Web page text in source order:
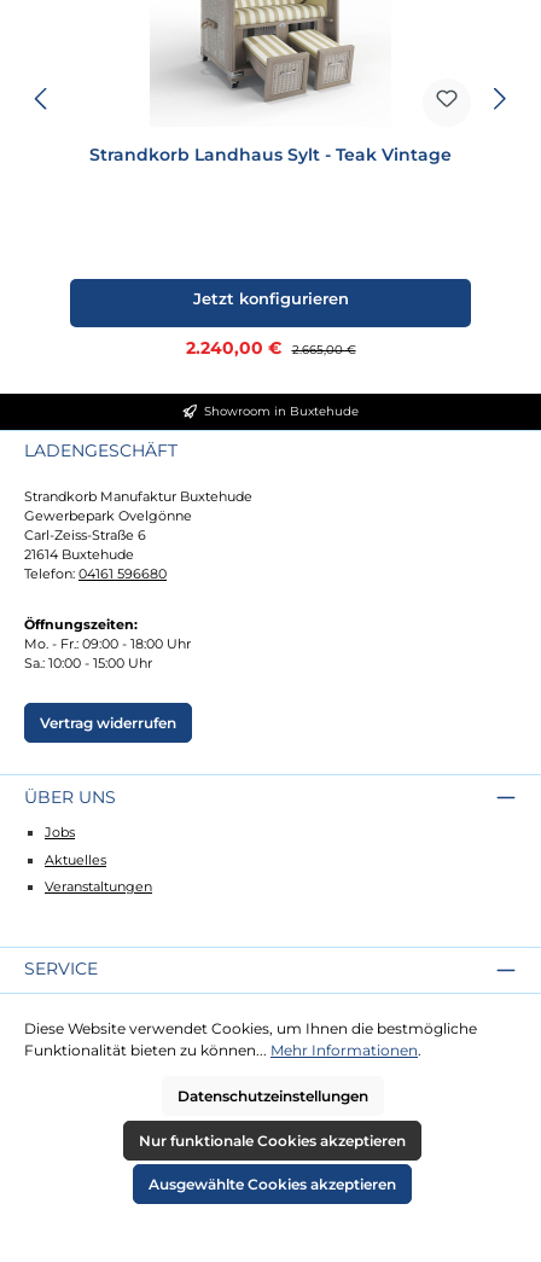
Strandkorb Landhaus Sylt - Teak Vintage
Verkaufspreis:
2.240,00 € Regulärer Preis:
2.665,00 €
Jetzt konfigurieren
Showroom in Buxtehude
LADENGESCHÄFT
Strandkorb Manufaktur Buxtehude
Gewerbepark Ovelgönne
Carl-Zeiss-Straße 6
21614 Buxtehude
Telefon: 04161 596680
Öffnungszeiten:
Mo. - Fr.: 09:00 - 18:00 Uhr
Sa.: 10:00 - 15:00 Uhr
Vertrag widerrufen
ÜBER UNS
Jobs
Aktuelles
Veranstaltungen
SERVICE
Lieferung
Zahlung
RECHTLICHES
Diese Website verwendet Cookies, um Ihnen die bestmögliche
Funktionalität bieten zu können... Mehr Informationen.
Datenschutzeinstellungen
Nur funktionale Cookies akzeptieren
Ausgewählte Cookies akzeptieren